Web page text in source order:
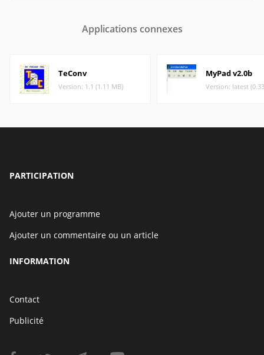
Applications connexes
TeConv
Version: 1.1 (1.11 MB)
MyPad v2.0b
Version: latest
PARTICIPATION
Ajouter un programme
Ajouter un commentaire ou un article
INFORMATION
Contact
Publicité